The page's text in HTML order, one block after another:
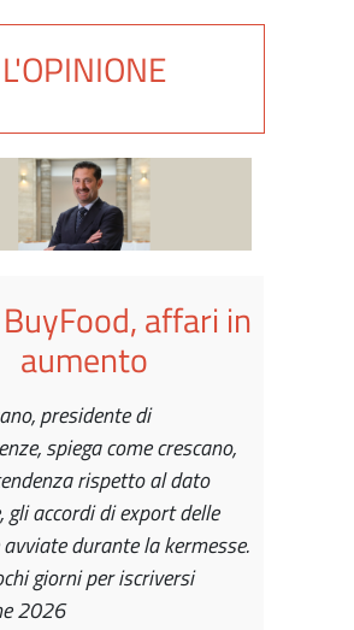
L'OPINIONE
affari in
aumento
presidente di
spiega come crescano,
rispetto al dato
gli accordi di export delle
durante la kermesse.
giorni per iscriversi
2026